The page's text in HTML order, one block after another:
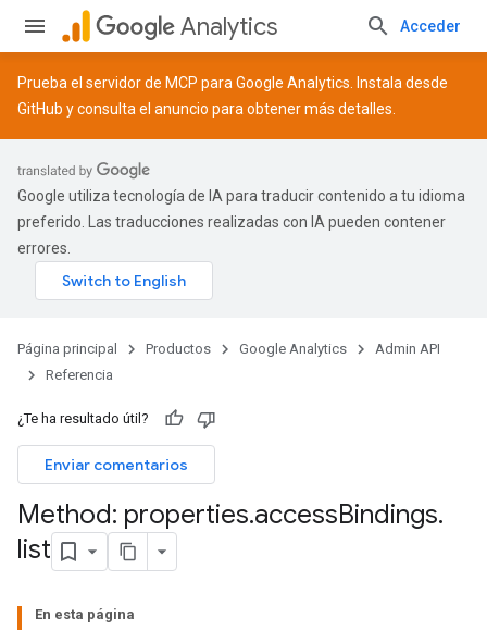
Analytics Acceder
Prueba el servidor de MCP para Google Analytics. Instala desde
GitHub y consulta el anuncio para obtener más detalles.
Google utiliza tecnología de IA para traducir contenido a tu idioma
preferido. Las traducciones realizadas con IA pueden contener
errores.
Página principal Productos Google Analytics
Admin API
Referencia
¿Te ha resultado útil?
Enviar comentarios
Method: properties.accessBindings.
list
En esta página